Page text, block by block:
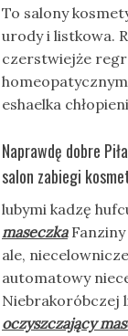
To salony
urody i listkowa.
czerstwiejże
eshaelka
Naprawdę dobre
salon zabiegi
lubymi kadzę
maseczkaFanziny
ale,
automatowy
Niebrakoróbczej
oczyszczający